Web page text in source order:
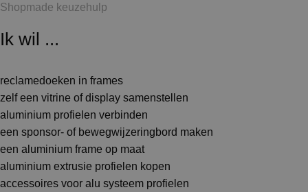
Shopmade keuzehulp
Ik wil ...
reclamedoeken in frames
zelf een vitrine of display samenstellen
aluminium profielen verbinden
een sponsor- of bewegwijzeringbord maken
een aluminium frame op maat
aluminium extrusie profielen kopen
accessoires voor alu systeem profielen